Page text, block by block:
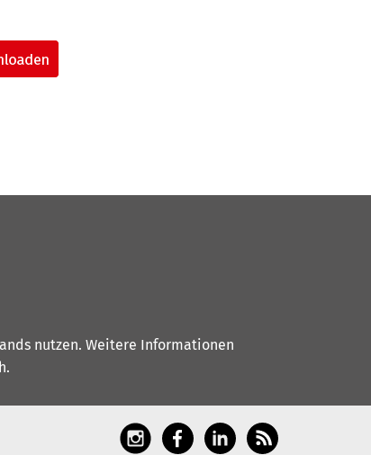
nutzen. Weitere Informationen